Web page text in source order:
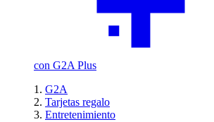
con G2A Plus
G2A
Tarjetas regalo
Entretenimiento